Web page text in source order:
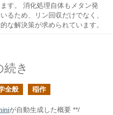
す。 消化処理自体もメタン発
るため、リン回収だけでなく、
な解決策が求められています。
き
全般 稲作
が自動生成した概要 **/